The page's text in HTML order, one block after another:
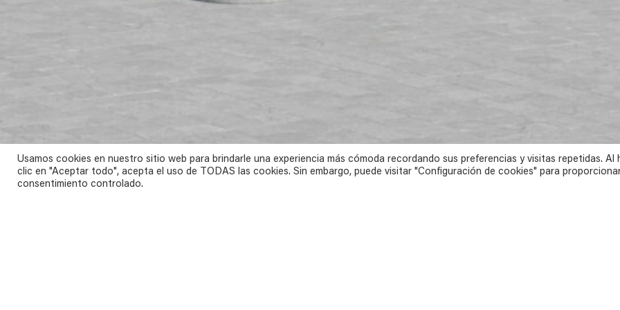
Usamos cookies en nuestro sitio web para brindarle una experiencia más cómoda recordando sus preferencias y visitas repetidas. Al
clic en "Aceptar todo", acepta el uso de TODAS las cookies. Sin embargo, puede visitar "Configuración de cookies" para
consentimiento controlado.